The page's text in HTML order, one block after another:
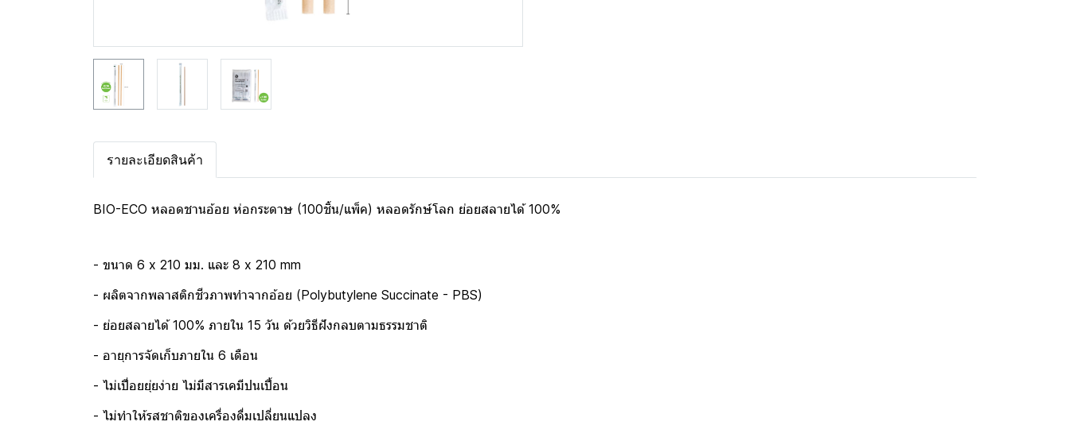
รายละเอียดสินค้า
BIO-ECO หลอดชานอ้อย ห่อกระดาษ (100ชิ้น/แพ็ค) หลอดรักษ์โลก ย่อยสลายได้ 100%
- ขนาด 6 x 210 มม. และ 8 x 210 mm
- ผลิตจากพลาสติกชีวภาพทำจากอ้อย (Polybutylene Succinate - PBS)
- ย่อยสลายได้ 100% ภายใน 15 วัน ด้วยวิธีฝังกลบตามธรรมชาติ
- อายุการจัดเก็บภายใน 6 เดือน
- ไม่เปื่อยยุ่ยง่าย ไม่มีสารเคมีปนเปื้อน
- ไม่ทำให้รสชาติของเครื่องดื่มเปลี่ยนแปลง